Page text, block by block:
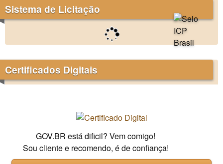
Sistema de Licitação
Certificados Digitais
GOV.BR está dificil? Vem comigo!
Sou cliente e recomendo, é de confiança!